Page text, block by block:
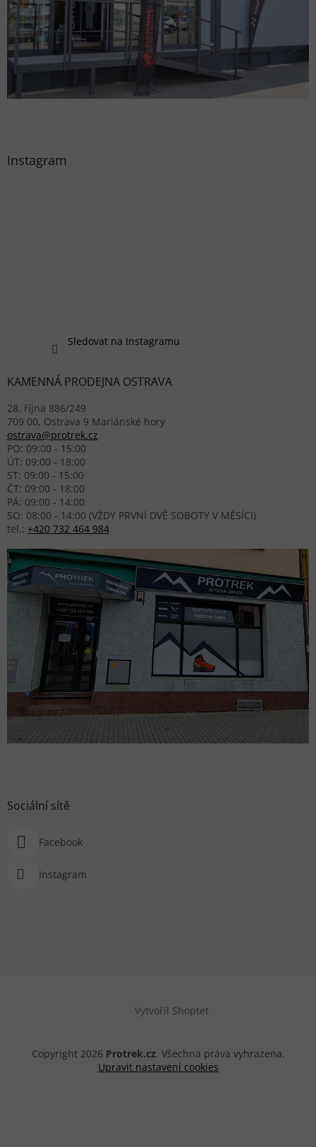
Instagram
Sledovat na Instagramu
KAMENNÁ PRODEJNA OSTRAVA
28. října 886/249
709 00, Ostrava 9 Mariánské hory
ostrava@protrek.cz
PO: 09:00 - 15:00
ÚT: 09:00 - 18:00
ST: 09:00 - 15:00
ČT: 09:00 - 18:00
PÁ: 09:00 - 14:00
SO: 08:00 - 14:00 (VŽDY PRVNÍ DVĚ SOBOTY V MĚSÍCI)
tel.: +420 732 464 984
Sociální sítě
Facebook
Instagram
Vytvořil Shoptet
Copyright 2026 Protrek.cz. Všechna práva vyhrazena.
Upravit nastavení cookies